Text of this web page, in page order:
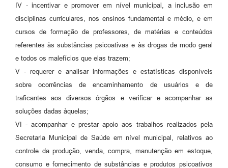
IV - incentivar e promover em nível municipal, a inclusão em
disciplinas curriculares, nos ensinos fundamental e médio, e em
cursos de formação de professores, de matérias e conteúdos
referentes às substâncias psicoativas e às drogas de modo geral
e todos os malefícios que elas trazem;
V - requerer e analisar informações e estatísticas disponíveis
sobre ocorrências de encaminhamento de usuários e de
traficantes aos diversos órgãos e verificar e acompanhar as
soluções dadas àquelas;
VI - acompanhar e prestar apoio aos trabalhos realizados pela
Secretaria Municipal de Saúde em nível municipal, relativos ao
controle da produção, venda, compra, manutenção em estoque,
consumo e fornecimento de substâncias e produtos psicoativos